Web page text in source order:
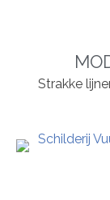
Strakke